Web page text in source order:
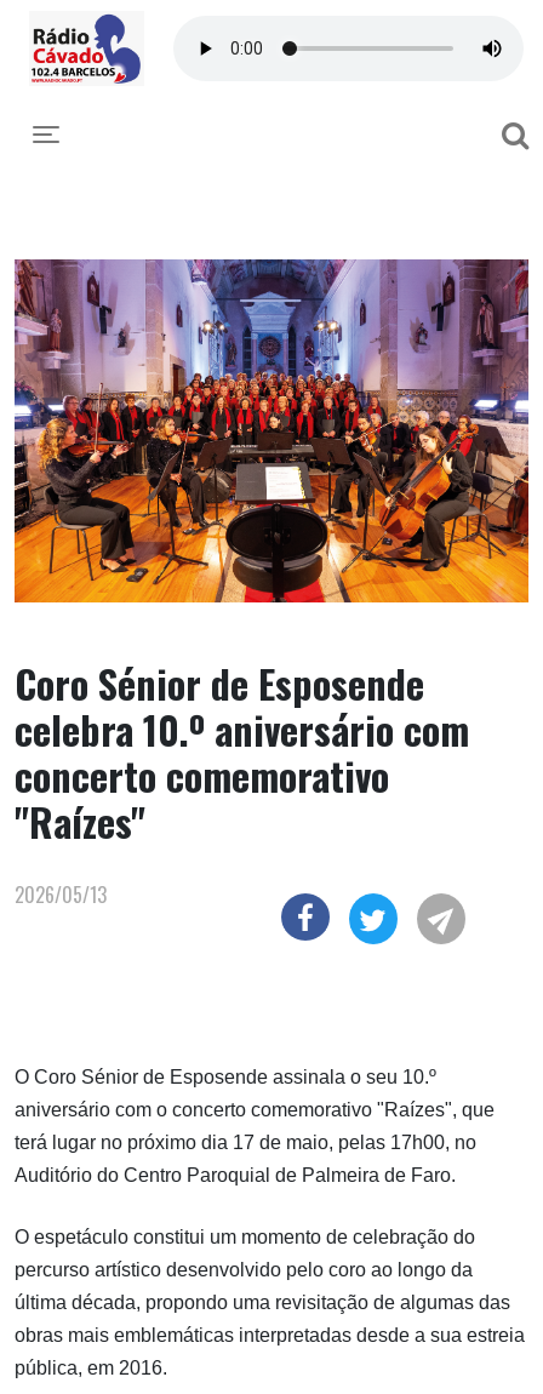
Toggle navigation
Coro Sénior de Esposende
celebra 10.º aniversário com
concerto comemorativo
"Raízes"
2026/05/13
O Coro Sénior de Esposende assinala o seu 10.º
aniversário com o concerto comemorativo "Raízes", que
terá lugar no próximo dia 17 de maio, pelas 17h00, no
Auditório do Centro Paroquial de Palmeira de Faro.
O espetáculo constitui um momento de celebração do
percurso artístico desenvolvido pelo coro ao longo da
última década, propondo uma revisitação de algumas das
obras mais emblemáticas interpretadas desde a sua estreia
pública, em 2016.